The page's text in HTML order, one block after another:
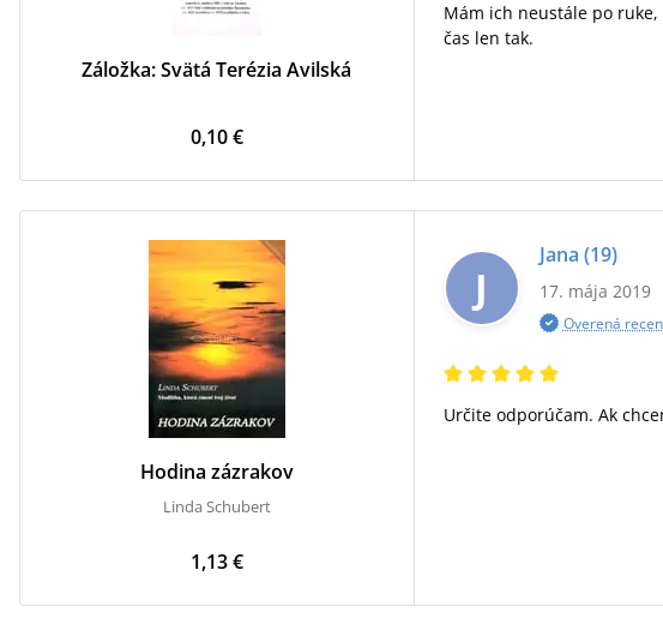
Záložka: Svätá Terézia Avilská
0,10 €
Mám ich neustále po
čas len tak.
Hodina zázrakov
Linda Schubert
1,13 €
J
Jana (19)
17. mája 2019
Overená
Určite odporúčam. Ak